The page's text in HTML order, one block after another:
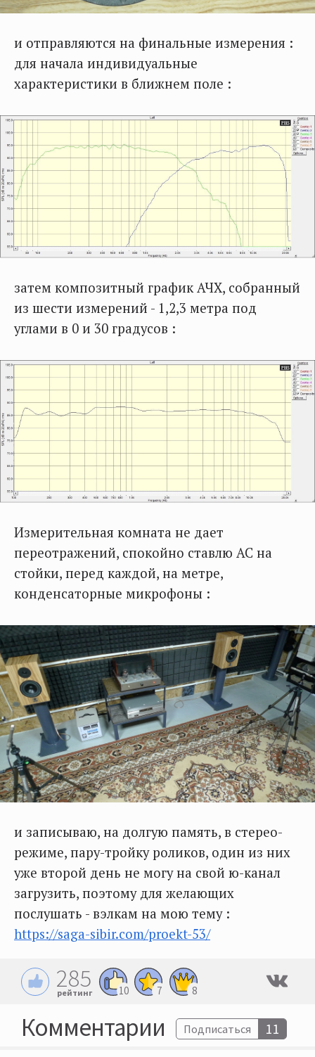
и отправляются на финальные измерения :
для начала индивидуальные
характеристики в ближнем поле :
затем композитный график АЧХ, собранный
из шести измерений - 1,2,3 метра под
углами в 0 и 30 градусов :
Измерительная комната не дает
переотражений, спокойно ставлю АС на
стойки, перед каждой, на метре,
конденсаторные микрофоны :
и записываю, на долгую память, в стерео-
режиме, пару-тройку роликов, один из них
уже второй день не могу на свой ю-канал
загрузить, поэтому для желающих
послушать - вэлкам на мою тему :
https://saga-sibir.com/proekt-53/
285
рейтинг 10 7 8
Комментарии Подписаться 11